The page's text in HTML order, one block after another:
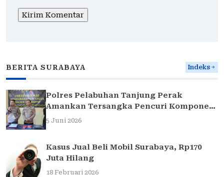
BERITA SURABAYA Indeks
Polres Pelabuhan Tanjung Perak
Amankan Tersangka Pencuri Komponen
Traffic Light di Surabaya
5 Juni 2026
Kasus Jual Beli Mobil Surabaya, Rp170
Juta Hilang
18 Februari 2026